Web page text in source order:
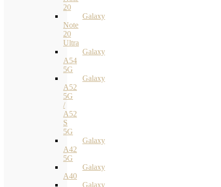
20
Galaxy
Note
20
Ultra
Galaxy
A54
5G
Galaxy
A52
5G
/
A52
S
5G
Galaxy
A42
5G
Galaxy
A40
Galaxy